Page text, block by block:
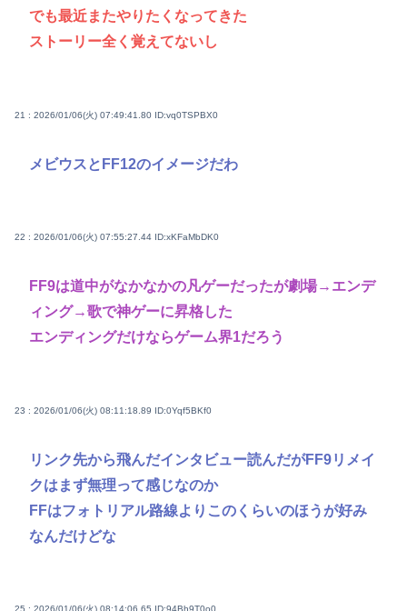
でも最近またやりたくなってきた
ストーリー全く覚えてないし
21 : 2026/01/06(火) 07:49:41.80 ID:vq0TSPBX0
メビウスとFF12のイメージだわ
22 : 2026/01/06(火) 07:55:27.44 ID:xKFaMbDK0
FF9は道中がなかなかの凡ゲーだったが劇場→エンデ
ィング→歌で神ゲーに昇格した
エンディングだけならゲーム界1だろう
23 : 2026/01/06(火) 08:11:18.89 ID:0Yqf5BKf0
リンク先から飛んだインタビュー読んだがFF9リメイ
クはまず無理って感じなのか
FFはフォトリアル路線よりこのくらいのほうが好み
なんだけどな